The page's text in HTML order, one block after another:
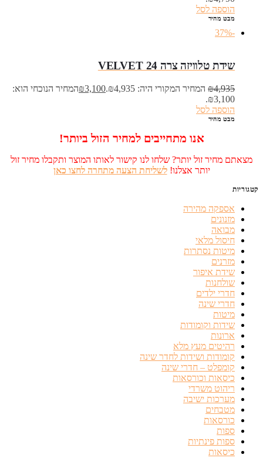
הוספה לסל
מבט מהיר
-37%
שידת טלוויזה צרה VELVET 24
₪4,935 המחיר המקורי היה: ₪4,935. ₪3,100
המחיר הנוכחי הוא:
₪3,100.
הוספה לסל
מבט מהיר
אנו מתחייבים למחיר הזול ביותר!
מצאתם מחיר זול יותר? שלחו לנו קישור לאותו המוצר ותקבלו מחיר זול
יותר אצלנו!לשליחת הצעה מתחרה לחצו כאן
קטגוריות
אספקה מהירה
מזנונים
מבואה
חיסול מלאי
מיטות נסתרות
מזרנים
שידת איפור
שולחנות
חדרי ילדים
חדרי שינה
מיטות
שידות וקומודות
ארונות
רהיטים מעץ מלא
קומודות ושידות לחדר שינה
קומפלט – חדרי שינה
כיסאות וכורסאות
ריהוט משרדי
מערכות ישיבה
מטבחים
כורסאות
ספות
ספות פינתיות
כיסאות